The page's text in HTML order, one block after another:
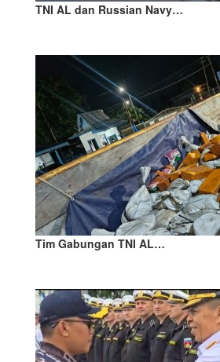
TNI AL dan Russian Navy…
Tim Gabungan TNI AL…